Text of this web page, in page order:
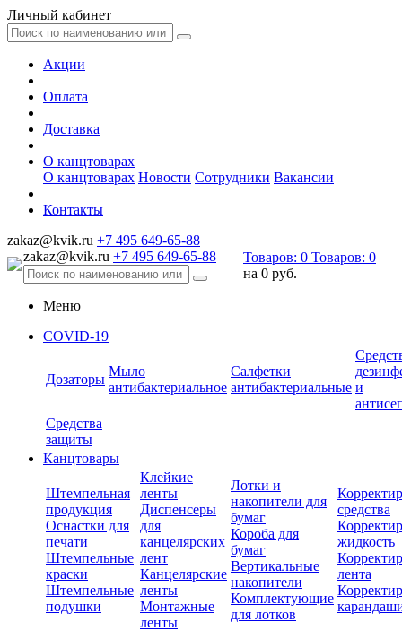
Личный кабинет
Акции
Оплата
Доставка
О канцтоварах
О канцтоварах Новости Сотрудники Вакансии
Контакты
zakaz@kvik.ru +7 495 649-65-88
zakaz@kvik.ru +7 495 649-65-88 Товаров: 0 Товаров: 0
на 0 руб.
Меню
COVID-19
Дозаторы
Мыло
антибактериальное
Салфетки
антибактериальные и
Средства
защиты
Канцтовары
Штемпельная
продукция
Оснастки для
печати
Штемпельные
краски
Штемпельные
подушки
Клейкие
ленты
Диспенсеры
для
канцелярских
лент
Канцелярские
ленты
Монтажные
ленты
Лотки и
накопители для
бумаг
Короба для
бумаг
Вертикальные
накопители
Комплектующие
для лотков
средства
жидкость
лента